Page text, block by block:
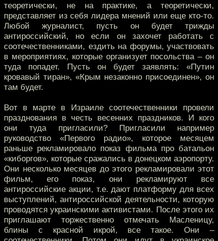
теоретически, не на практике, а теоретически,
представляет из себя лидера мнений или еще кто-то.
Любой журналист, пусть он будет трижды
антироссийский, но если он захочет работать с
соотечественниками, ездить на форумы, участвовать
в мероприятиях, которые организует посольства – он
туда попадет. Пусть он будет заявлять: «Путин
кровавый тиран», «Крым незаконно присоединен», он
там будет.
Вот в марте в Израиле соотечественники провели
празднования в честь весенних праздников. И кого
они туда пригласили? Пригласили например
руководство «Первого радио», которое месяцем
раньше рекламировало показ фильма про батальон
«киборгов», которые сражались в донецком аэропорту.
Они несколько месяцев до этого рекламировали этот
фильм, его показ, они рекламируют все
антироссийские акции, т.е. дают платформу для всех
выступлений, антироссийской деятельности, которую
проводятся украинскими активистами. После этого их
приглашают торжественно отмечать Масленицу,
блины с красной икрой, все такое. Они –